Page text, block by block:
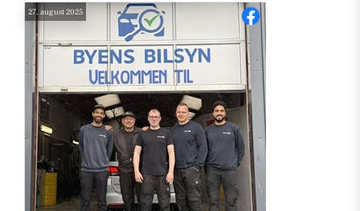
27. august 2025